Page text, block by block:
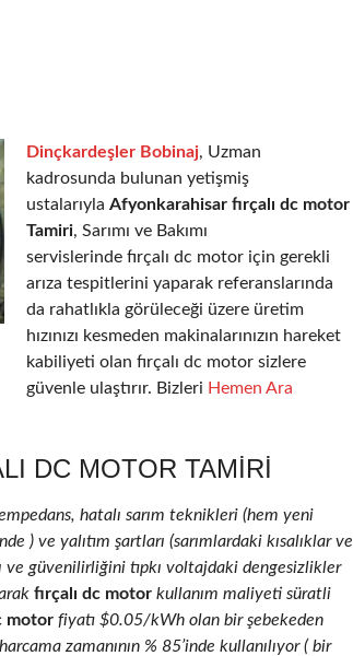
Dinçkardeşler Bobinaj, Uzman
kadrosunda bulunan yetişmiş
ustalarıyla Afyonkarahisar fırçalı dc motor
Tamiri, Sarımı ve Bakımı
servislerinde fırçalı dc motor için gerekli
arıza tespitlerini yaparak referanslarında
da rahatlıkla görüleceği üzere üretim
hızınızı kesmeden makinalarınızın hareket
kabiliyeti olan fırçalı dc motor sizlere
güvenle ulaştırır. Bizleri Hemen Ara
DC MOTOR TAMIRI
hatalı sarım teknikleri (hem yeni
) ve yalıtım şartları (sarımlardaki kısalıklar ve
ve güvenilirliğini tıpkı voltajdaki dengesizlikler
fırçalı dc motor kullanım maliyeti süratli
motor fiyatı $0.05/kWh olan bir şebekeden
zamanının % 85’inde kullanılıyor ( bir